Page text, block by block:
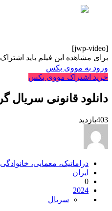
[jwp-video]
برای مشاهده این فیلم باید
ورود به مووی بکس
خرید اشتراک مووی بکس
دانلود قانونی سریال
403بازدید
دراماتیک، معمایی، خانوادگی
ایران
0
2024
سریال